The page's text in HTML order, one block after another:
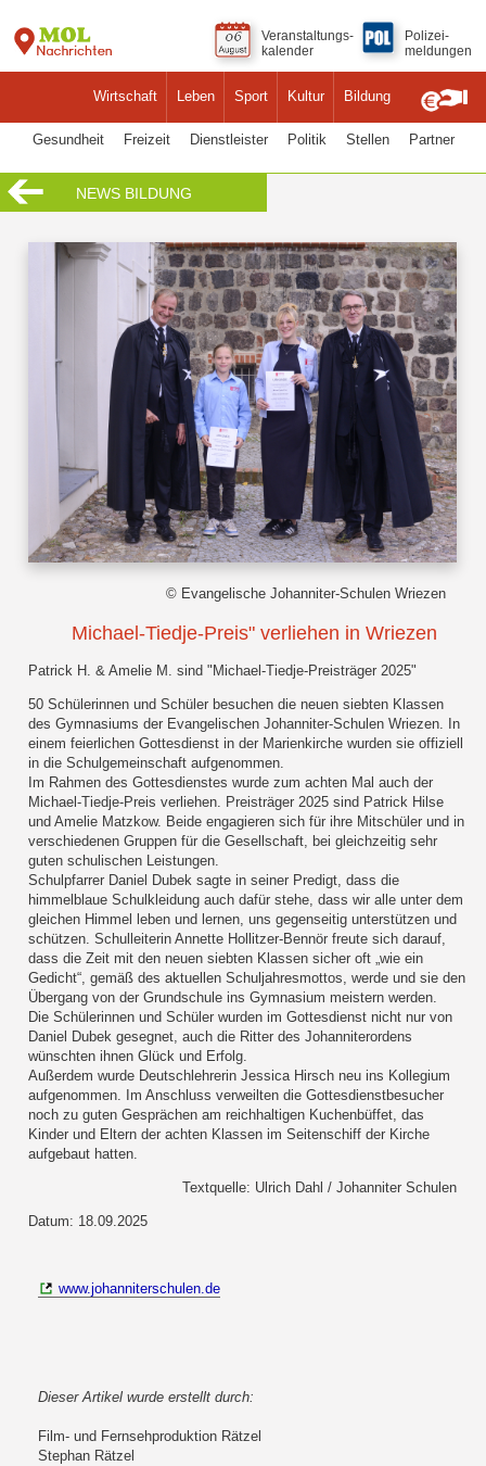
Wirtschaft Leben Sport Kultur Bildung
Veranstaltungs-
kalender
Polizei-
meldungen
Gesundheit Freizeit Dienstleister Politik Stellen Partner
NEWS BILDUNG
© Evangelische Johanniter-Schulen Wriezen
Michael-Tiedje-Preis" verliehen in Wriezen
Patrick H. & Amelie M. sind "Michael-Tiedje-Preisträger 2025"
50 Schülerinnen und Schüler besuchen die neuen siebten Klassen
des Gymnasiums der Evangelischen Johanniter-Schulen Wriezen. In
einem feierlichen Gottesdienst in der Marienkirche wurden sie offiziell
in die Schulgemeinschaft aufgenommen.
Im Rahmen des Gottesdienstes wurde zum achten Mal auch der
Michael-Tiedje-Preis verliehen. Preisträger 2025 sind Patrick Hilse
und Amelie Matzkow. Beide engagieren sich für ihre Mitschüler und in
verschiedenen Gruppen für die Gesellschaft, bei gleichzeitig sehr
guten schulischen Leistungen.
Schulpfarrer Daniel Dubek sagte in seiner Predigt, dass die
himmelblaue Schulkleidung auch dafür stehe, dass wir alle unter dem
gleichen Himmel leben und lernen, uns gegenseitig unterstützen und
schützen. Schulleiterin Annette Hollitzer-Bennör freute sich darauf,
dass die Zeit mit den neuen siebten Klassen sicher oft „wie ein
Gedicht“, gemäß des aktuellen Schuljahresmottos, werde und sie den
Übergang von der Grundschule ins Gymnasium meistern werden.
Die Schülerinnen und Schüler wurden im Gottesdienst nicht nur von
Daniel Dubek gesegnet, auch die Ritter des Johanniterordens
wünschten ihnen Glück und Erfolg.
Außerdem wurde Deutschlehrerin Jessica Hirsch neu ins Kollegium
aufgenommen. Im Anschluss verweilten die Gottesdienstbesucher
noch zu guten Gesprächen am reichhaltigen Kuchenbüffet, das
Kinder und Eltern der achten Klassen im Seitenschiff der Kirche
aufgebaut hatten.
Textquelle: Ulrich Dahl / Johanniter Schulen
Datum: 18.09.2025
www.johanniterschulen.de
Dieser Artikel wurde erstellt durch:
Film- und Fernsehproduktion Rätzel
Stephan Rätzel